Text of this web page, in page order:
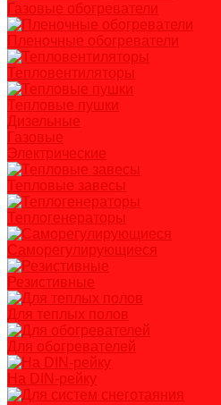
Газовые обогреватели
Пленочные обогреватели
Тепловентиляторы
Тепловые пушки
Дизельные
Газовые
Электрические
Тепловые завесы
Теплогенераторы
Саморегулирующиеся
Резистивные
Для теплых полов
Для обогревателей
На DIN-рейку